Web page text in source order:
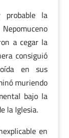
la
a cegar la
consiguió
en sus
muriendo
bajo la
la Iglesia.
en